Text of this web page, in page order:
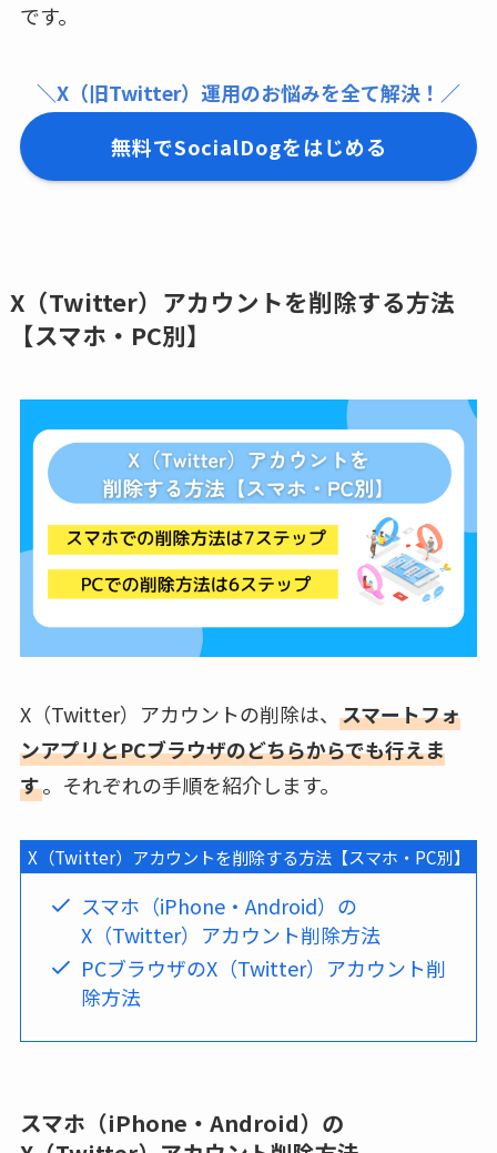
です。
＼X（旧Twitter）運用のお悩みを全て解決！／
無料でSocialDogをはじめる
X（Twitter）アカウントを削除する方法
【スマホ・PC別】
X（Twitter）アカウントの削除は、 スマートフォ
ンアプリとPCブラウザのどちらからでも行えま
す。それぞれの手順を紹介します。
X（Twitter）アカウントを削除する方法【スマホ・PC別】
スマホ（iPhone・Android）の
X（Twitter）アカウント削除方法
PCブラウザのX（Twitter）アカウント削
除方法
スマホ（iPhone・Android）の